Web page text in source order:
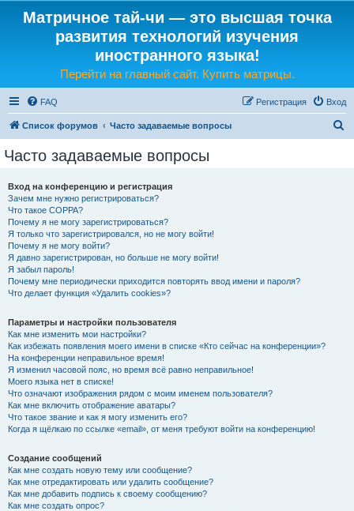
Матричное тай-чи — это высшая точка
развития технологий изучения
иностранного языка!
Перейти на главный сайт. Купить матрицы.
FAQ Вход
Регистрация
Список форумов Часто задаваемые вопросы
Часто задаваемые вопросы
Вход на конференцию и регистрация
Зачем мне нужно регистрироваться?
Что такое COPPA?
Почему я не могу зарегистрироваться?
Я только что зарегистрировался, но не могу войти!
Почему я не могу войти?
Я давно зарегистрирован, но больше не могу войти!
Я забыл пароль!
Почему мне периодически приходится повторять ввод имени и пароля?
Что делает функция «Удалить cookies»?
Параметры и настройки пользователя
Как мне изменить мои настройки?
Как избежать появления моего имени в списке «Кто сейчас на конференции»?
На конференции неправильное время!
Я изменил часовой пояс, но время всё равно неправильное!
Моего языка нет в списке!
Что означают изображения рядом с моим именем пользователя?
Как мне включить отображение аватары?
Что такое звание и как я могу изменить его?
Когда я щёлкаю по ссылке «email», от меня требуют войти на конференцию!
Создание сообщений
Как мне создать новую тему или сообщение?
Как мне отредактировать или удалить сообщение?
Как мне добавить подпись к своему сообщению?
Как мне создать опрос?